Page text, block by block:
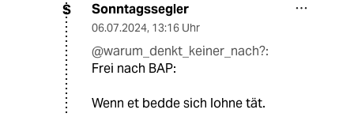
S Sonntagssegler
06.07.2024, 13:16 Uhr
@warum_denkt_keiner_nach?:
Frei nach BAP:
Wenn et bedde sich lohne tät.